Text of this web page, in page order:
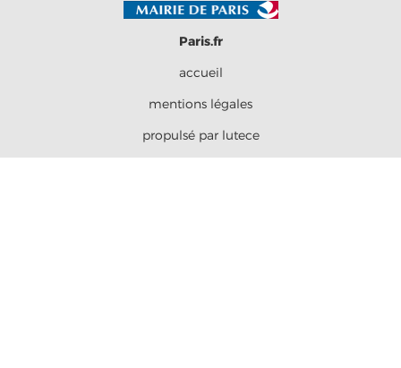
Paris.fr
accueil
mentions légales
propulsé par lutece